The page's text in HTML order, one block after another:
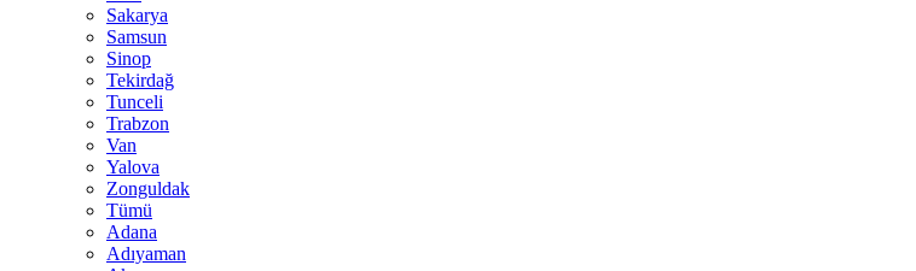
Sakarya
Samsun
Sinop
Tekirdağ
Tunceli
Trabzon
Van
Yalova
Zonguldak
Tümü
Adana
Adıyaman